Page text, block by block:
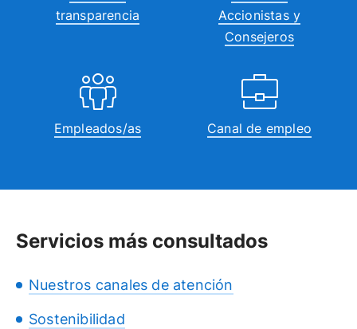
transparencia
Accionistas y
Consejeros
Empleados/as Canal de empleo
Servicios más consultados
Nuestros canales de atención
Sostenibilidad